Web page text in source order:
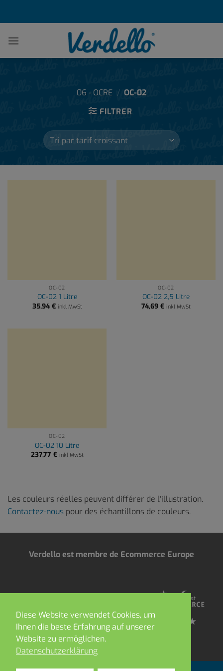
06 - OCRE / OC-02
FILTRER
OC-02
OC-02 1 Litre
35,94 € inkl MwSt
OC-02
OC-02 2,5 Litre
74,69 € inkl MwSt
OC-02
OC-02 10 Litre
237,77 € inkl MwSt
Les couleurs réelles peuvent différer de l'illustration.
Contactez-nous pour des échantillons de couleurs.
Verdello est membre de Ecommerce Europe
Diese Website verwendet Cookies, um
Ihnen die beste Erfahrung auf unserer
Website zu ermöglichen.
Datenschutzerklärung